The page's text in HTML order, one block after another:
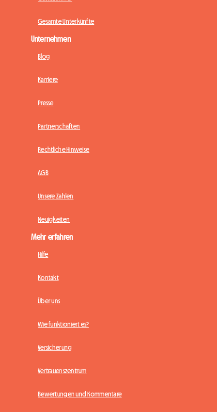
Gesamte Unterkünfte
Unternehmen
Blog
Karriere
Presse
Partnerschaften
Rechtliche Hinweise
AGB
Unsere Zahlen
Neuigkeiten
Mehr erfahren
Hilfe
Kontakt
Über uns
Wie funktioniert es?
Versicherung
Vertrauenszentrum
Bewertungen und Kommentare